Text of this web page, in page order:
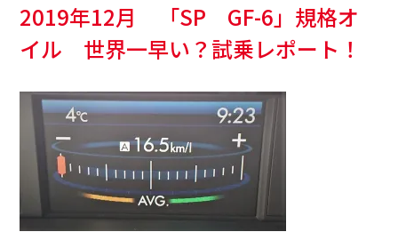
2019年12月 「SP GF-6」規格オ
イル 世界一早い？試乗レポート！